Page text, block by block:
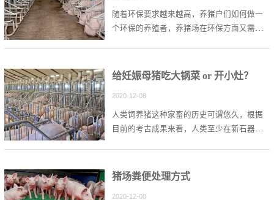
随着环保要求越来越高，养猪户们如何做一
个环保的养殖者，养猪场在环保方面又需要
给妊娠母猪吃大锅菜 or 开小灶？
2020-12-08
人类饲养猪这种家畜的历史可谓悠久，根据
目前的考古成果来看，人类至少在新石器时
蛋白质摄入来源。
猪场粪便处理方式
2020-12-08